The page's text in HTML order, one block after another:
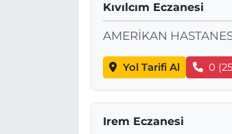
Kıvılcım Eczanesi
AMERİKAN
Yol Tarifi Al 0
Irem Eczanesi